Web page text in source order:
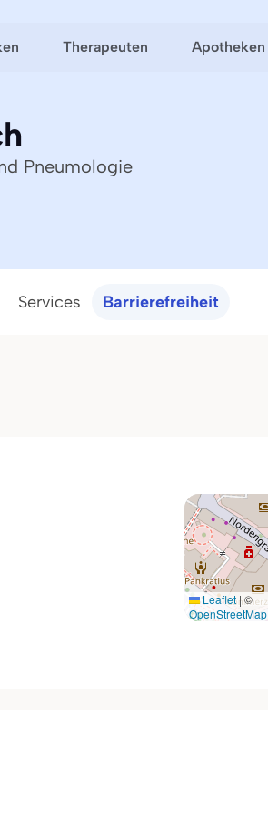
Therapeuten Apotheken
Pneumologie
Services Barrierefreiheit
Leaflet|©
OpenStreetMap